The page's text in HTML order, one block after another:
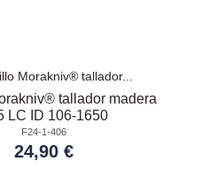
tallador madera
LC ID 106-1650
F24-1-406
24,90 €